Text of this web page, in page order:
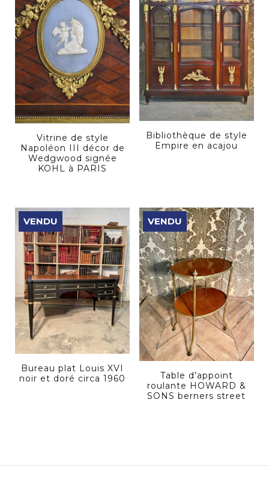
Vitrine de style
Napoléon III décor de
Wedgwood signée
KOHL à PARIS
Bibliothèque de style
Empire en acajou
VENDU
Bureau plat Louis XVI
noir et doré circa 1960
VENDU
Table d’appoint
roulante HOWARD &
SONS berners street